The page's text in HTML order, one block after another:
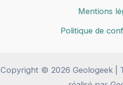
Mentions
Politique de
Copyright © 2026 Geologeek |